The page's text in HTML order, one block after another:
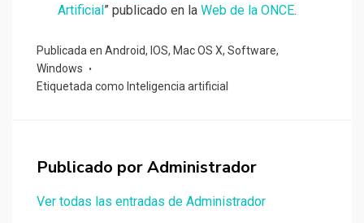
Artificial ” publicado en la Web de la ONCE.
Publicada en Android, IOS, Mac OS X, Software,
Windows
Etiquetada como Inteligencia artificial
Publicado porAdministrador
Ver todas las entradas de Administrador